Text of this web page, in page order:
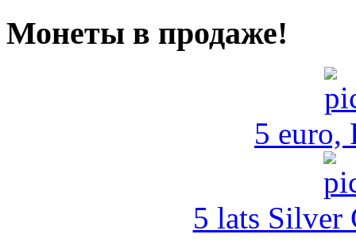
Монеты в продаже!
5 euro,
5 lats Silver